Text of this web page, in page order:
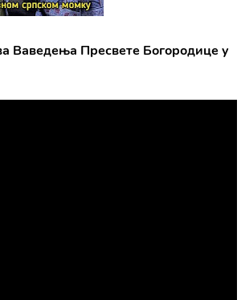
Ваведења Пресвете Богородице у